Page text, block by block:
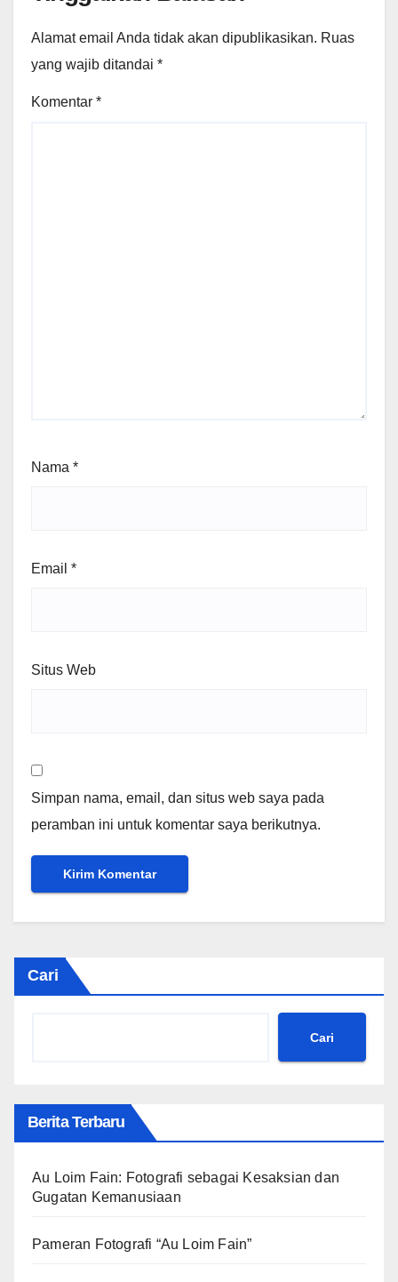
Alamat email Anda tidak akan dipublikasikan. Ruas
yang wajib ditandai *
Komentar *
Nama *
Email *
Situs Web
Simpan nama, email, dan situs web saya pada
peramban ini untuk komentar saya berikutnya.
Cari
Cari
Berita Terbaru
Au Loim Fain: Fotografi sebagai Kesaksian dan
Gugatan Kemanusiaan
Pameran Fotografi “Au Loim Fain”